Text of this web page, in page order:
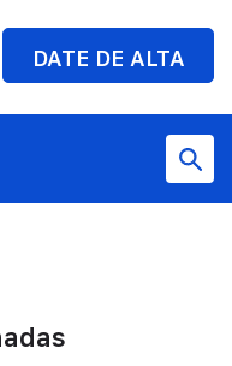
DATE DE ALTA